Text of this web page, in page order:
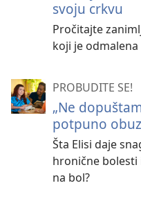
svoju crkvu
Pročitajte
koji je
PROBUDITE SE!
„Ne
potpuno
Šta Elisi daje
hronične bolesti
na bol?